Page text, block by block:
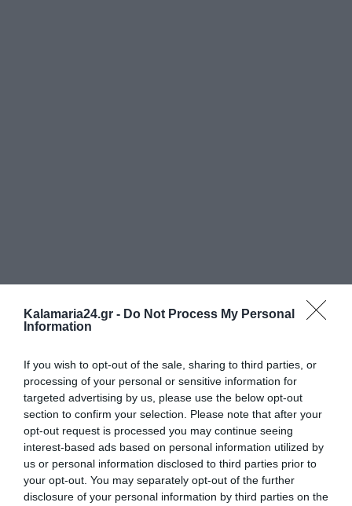
Kalamaria24.gr - Do Not Process My Personal
Information
If you wish to opt-out of the sale, sharing to third parties, or
processing of your personal or sensitive information for
targeted advertising by us, please use the below opt-out
section to confirm your selection. Please note that after your
opt-out request is processed you may continue seeing
interest-based ads based on personal information utilized by
us or personal information disclosed to third parties prior to
your opt-out. You may separately opt-out of the further
disclosure of your personal information by third parties on the